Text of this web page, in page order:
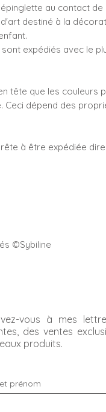
au contact de
destiné à la
expédiés avec le
tête que les couleurs
Ceci dépend des
à être expédiée
©Sybiline
vous à mes
des ventes
produits.
prénom